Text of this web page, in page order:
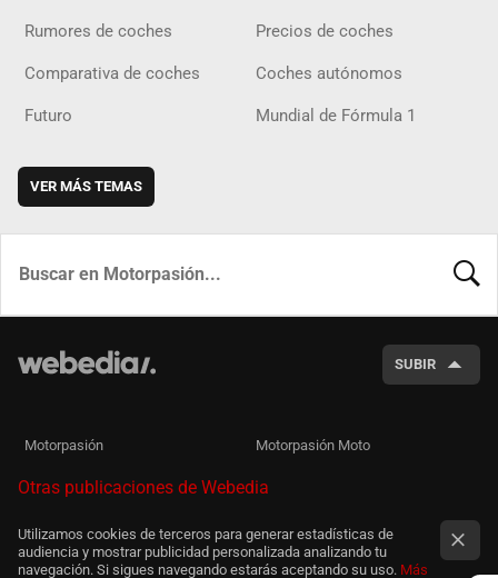
Rumores de coches Precios de coches
Comparativa de coches Coches autónomos
Futuro Mundial de Fórmula 1
VER MÁS TEMAS
SUBIR
Motorpasión Motorpasión Moto
Otras publicaciones de Webedia
Utilizamos cookies de terceros para generar estadísticas de
audiencia y mostrar publicidad personalizada analizando tu
navegación. Si sigues navegando estarás aceptando su uso. Más